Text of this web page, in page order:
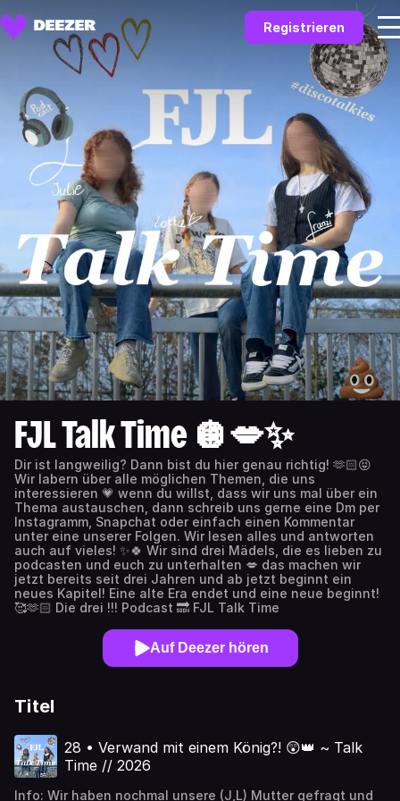
Registrieren
FJL Talk Time 🪩💋✨
Dir ist langweilig? Dann bist du hier genau richtig! 🫶🏻😝
Wir labern über alle möglichen Themen, die uns
interessieren 💗 wenn du willst, dass wir uns mal über ein
Thema austauschen, dann schreib uns gerne eine Dm per
Instagramm, Snapchat oder einfach einen Kommentar
unter eine unserer Folgen. Wir lesen alles und antworten
auch auf vieles! ✨🍀 Wir sind drei Mädels, die es lieben zu
podcasten und euch zu unterhalten 💋 das machen wir
jetzt bereits seit drei Jahren und ab jetzt beginnt ein
neues Kapitel! Eine alte Era endet und eine neue beginnt!
🥰🫶🏻 Die drei !!! Podcast 🔜 FJL Talk Time
Auf Deezer hören
Titel
28 • Verwand mit einem König?! 😲👑 ~ Talk
Time // 2026
Info: Wir haben nochmal unsere (J,L) Mutter gefragt und